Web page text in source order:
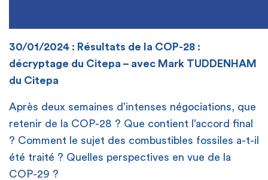
30/01/2024 : Résultats de la COP-28 :
décryptage du Citepa – avec Mark TUDDENHAM
du Citepa
Après deux semaines d’intenses négociations, que
retenir de la COP-28 ? Que contient l’accord final
? Comment le sujet des combustibles fossiles a-t-il
été traité ? Quelles perspectives en vue de la
COP-29 ?